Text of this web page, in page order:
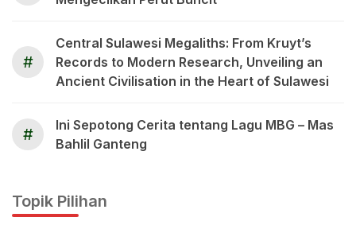
#
Central Sulawesi Megaliths: From Kruyt’s
Records to Modern Research, Unveiling an
Ancient Civilisation in the Heart of Sulawesi
#
Ini Sepotong Cerita tentang Lagu MBG – Mas
Bahlil Ganteng
Topik Pilihan